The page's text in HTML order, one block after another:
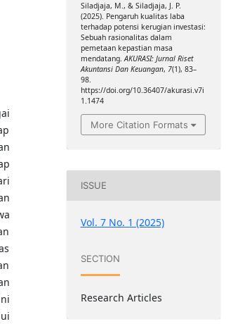
Siladjaja, M., & Siladjaja, J. P.
(2025). Pengaruh kualitas laba
terhadap potensi kerugian investasi:
Sebuah rasionalitas dalam
pemetaan kepastian masa
mendatang.AKURASI: Jurnal Riset
Akuntansi Dan Keuangan, 7(1), 83–
98.
https://doi.org/10.36407/akurasi.v7i
1.1474
More Citation Formats
ISSUE
Vol. 7 No. 1 (2025)
SECTION
Research Articles